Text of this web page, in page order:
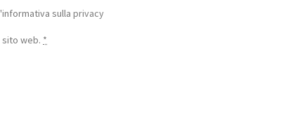
sulla privacy
web. *